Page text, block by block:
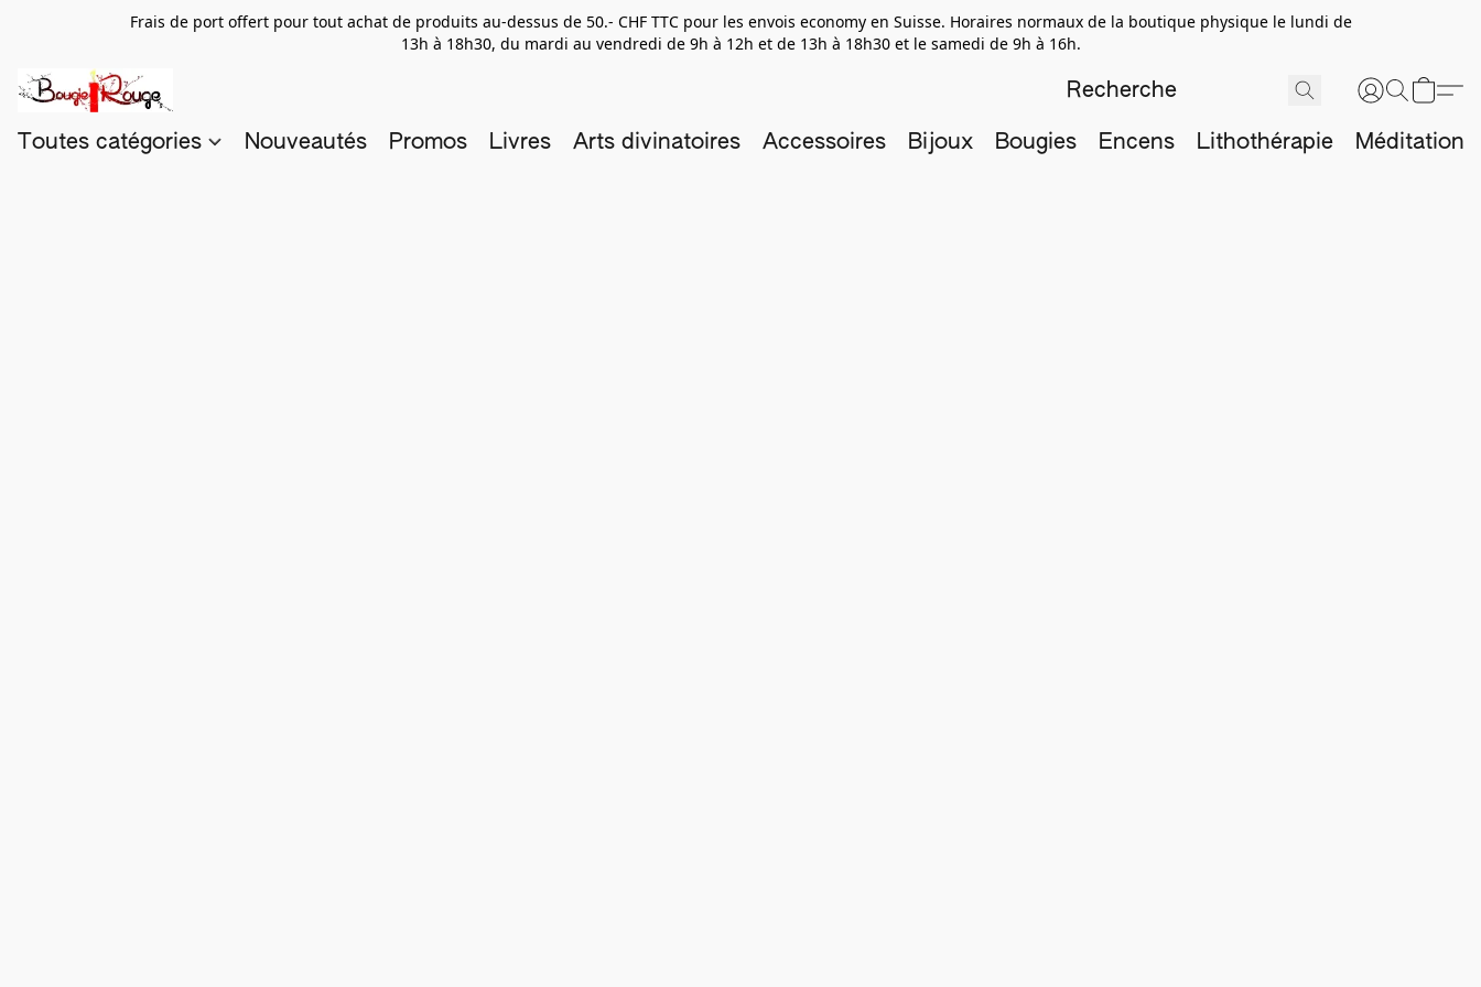
Frais de port offert pour tout achat de produits au-dessus de 50.- CHF TTC pour les envois economy en Suisse. Horaires normaux de la boutique physique le lundi de
13h à 18h30, du mardi au vendredi de 9h à 12h et de 13h à 18h30 et le samedi de 9h à 16h.
Toutes catégories Nouveautés Promos Livres Arts divinatoires Accessoires Bijoux Bougies Encens Lithothérapie Méditation